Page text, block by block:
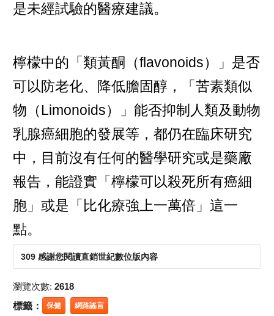
是未經試驗的醫療建議。
檸檬中的「類黃酮（flavonoids）」是否
可以防老化、降低膽固醇，「苦素類似
物（Limonoids）」能否抑制人類及動物
乳腺癌細胞的發展等，都仍在臨床研究
中，目前沒有任何的醫學研究或是藥廠
報告，能證實「檸檬可以殺死所有癌細
胞」或是「比化療強上一萬倍」這一
點。
309 感謝您閱讀直銷世紀數位版內容
瀏覽次數: 2618
標籤： 保健 網路謠言